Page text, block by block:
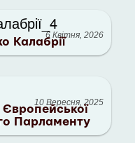
6 Квітня, 2026
Калабрії
10 Вересня, 2025
Парламенту